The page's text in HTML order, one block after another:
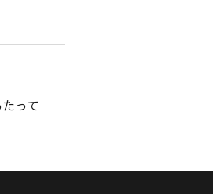
って